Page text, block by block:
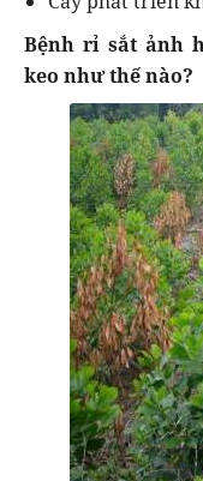
Bệnh rỉ sắt ảnh
keo như thế nào?